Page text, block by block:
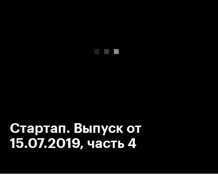
Стартап. Выпуск от
15.07.2019, часть 4